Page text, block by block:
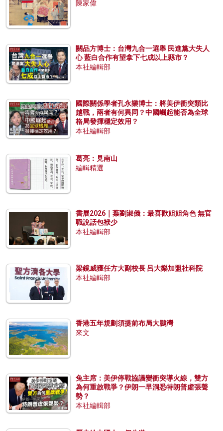
陳家偉
關品方博士：台灣九合一選舉 民進黨大失人
心 藍白合作有望拿下七成以上縣市？
本社編輯部
國際關係學者孔永樂博士：將美伊衝突類比
越戰，兩者有何異同？中國崛起能否為全球
格局發揮穩定效用？
本社編輯部
葛亮：見南山
編輯精選
書展2026｜葉劉淑儀：最喜歡姐姐角色 無官
職說話包袱少
本社編輯部
梁鏡威獲任方大副校長 呂大樂加盟社科院
本社編輯部
香港五年規劃須提前布局大鵬灣
來文
兔主席：美伊停戰協議變衝突導火線，雙方
為何重啟戰爭？伊朗一早洞悉特朗普虛張聲
勢？
本社編輯部